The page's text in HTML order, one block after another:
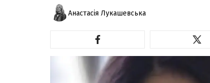
Анастасія Лукашевська